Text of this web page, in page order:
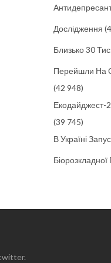
Дослідження
Близько 30
Перейшли На
(42 948)
Екодайджест-
(39 745)
В Україні
Біорозкладної